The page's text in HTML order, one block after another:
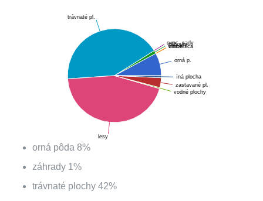
orná p.
chmelnica
vinice
záhrady
ovoc. sady
trávnaté pl.
lesy
vodné plochy
zastavané pl.
íná plocha
orná pôda 8%
záhrady 1%
trávnaté plochy 42%